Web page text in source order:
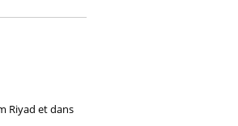
Riyad et dans